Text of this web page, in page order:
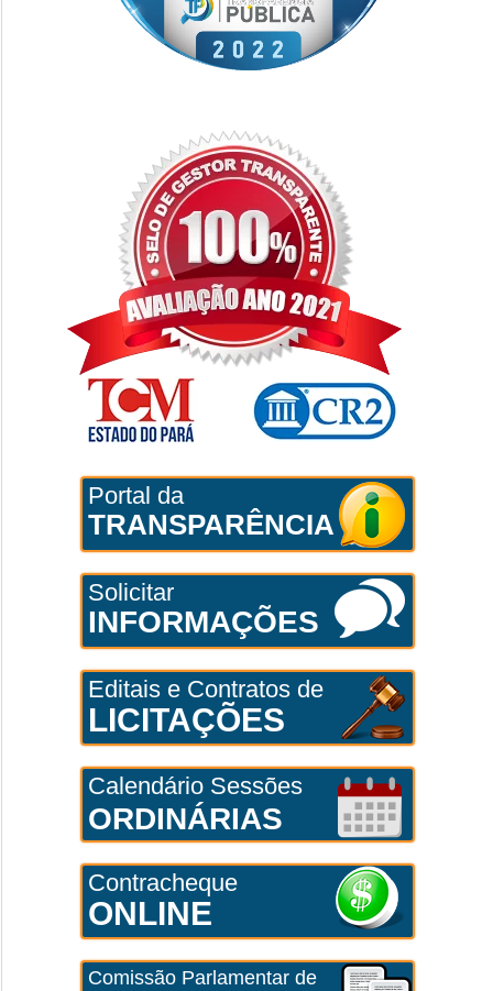
Portal da
TRANSPARÊNCIA
Solicitar
INFORMAÇÕES
Editais e Contratos de
LICITAÇÕES
Calendário Sessões
ORDINÁRIAS
Contracheque
ONLINE
Comissão Parlamentar de